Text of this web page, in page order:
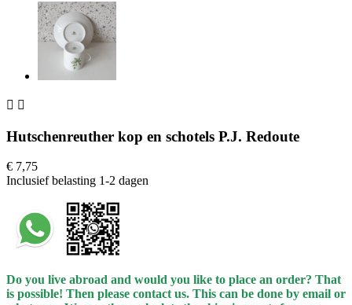
 
Hutschenreuther kop en schotels P.J. Redoute
€ 7,75
Inclusief belasting 1-2 dagen
Do you live abroad and would you like to place an order? That
is possible! Then please contact us. This can be done by email or